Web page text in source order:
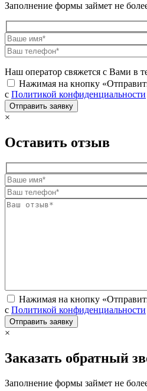
Заполнение формы займет не
Наш оператор свяжется с Вами в
Нажимая на кнопку
с Политикой конфиденциальности
×
Оставить отзыв
Нажимая на кнопку
с Политикой конфиденциальности
×
Заказать обратный
Заполнение формы займет не